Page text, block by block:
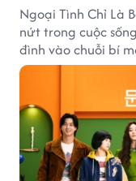
Ngoại Tình Chỉ Là
nứt trong cuộc
đình vào chuỗi bí